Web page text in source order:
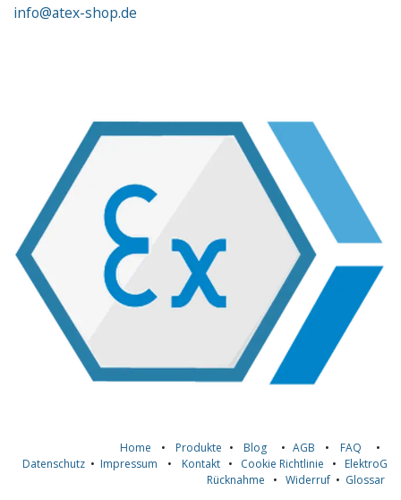
info@atex-shop.de
Home • Produkte • Blog • AGB • FAQ
•
Datenschutz • Impressum • Kontakt • Cookie Richtlinie • ElektroG
Rücknahme • Widerruf • Glossar